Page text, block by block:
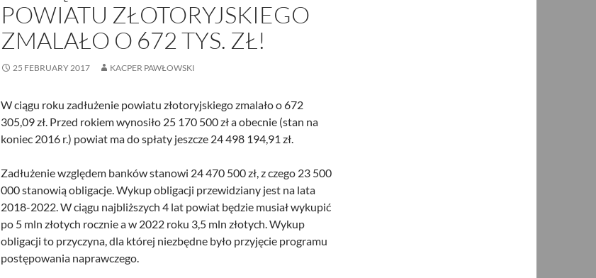
POWIATU ZŁOTORYJSKIEGO
ZMALAŁO O 672 TYS. ZŁ!
25 FEBRUARY 2017 KACPER PAWŁOWSKI
W ciągu roku zadłużenie powiatu złotoryjskiego zmalało o 672
305,09 zł. Przed rokiem wynosiło 25 170 500 zł a obecnie (stan na
koniec 2016 r.) powiat ma do spłaty jeszcze 24 498 194,91 zł.
Zadłużenie względem banków stanowi 24 470 500 zł, z czego 23 500
000 stanowią obligacje. Wykup obligacji przewidziany jest na lata
2018-2022. W ciągu najbliższych 4 lat powiat będzie musiał wykupić
po 5 mln złotych rocznie a w 2022 roku 3,5 mln złotych. Wykup
obligacji to przyczyna, dla której niezbędne było przyjęcie programu
postępowania naprawczego.